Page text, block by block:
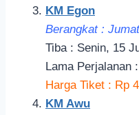
KM Egon
Berangkat :
Tiba : Senin, 15
Lama Perjalanan
Harga Tiket : Rp
KM Awu